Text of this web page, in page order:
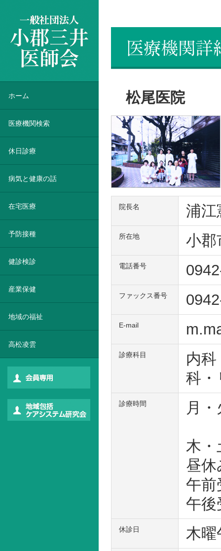
松尾医院
院長名 浦江
所在地 小郡
電話番号
ファックス番号
E-mail
診療科目
内
科・
診療時間
月
木
昼
午前
午後
休診日 木曜
ホーム
医療機関検索
休日診療
病気と健康の話
在宅医療
予防接種
健診検診
産業保健
地域の福祉
高松凌雲